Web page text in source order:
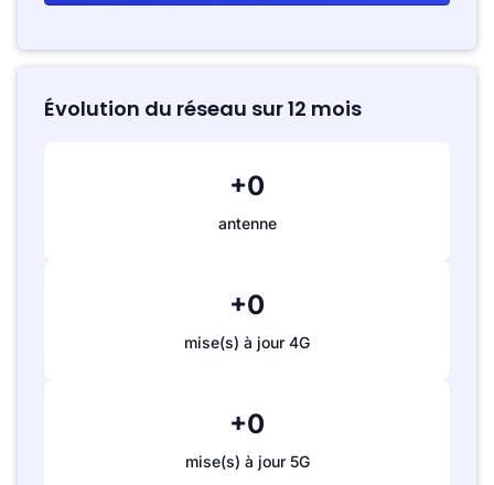
Évolution du réseau sur 12 mois
+0
antenne
+0
mise(s) à jour 4G
+0
mise(s) à jour 5G